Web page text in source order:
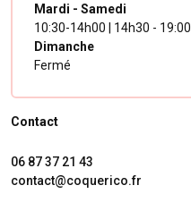
Mardi - Samedi
10:30-14h00 | 14h30 - 19:00
Dimanche
Fermé
Contact
06 87 37 21 43
contact@coquerico.fr